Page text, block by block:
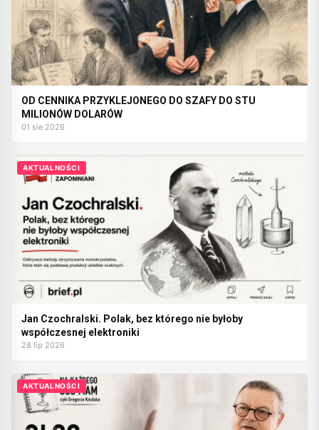
OD CENNIKA PRZYKLEJONEGO DO SZAFY DO STU
MILIONÓW DOLARÓW
01 sie 2026
AKTUALNOŚCI
Jan Czochralski. Polak, bez którego nie byłoby
współczesnej elektroniki
28 lip 2026
AKTUALNOŚCI